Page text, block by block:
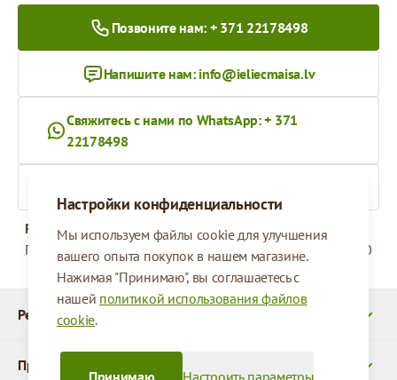
Настройки конфиденциальности
Мы используем файлы cookie для улучшения
вашего опыта покупок в нашем магазине.
Нажимая "Принимаю", вы соглашаетесь с
нашей политикой использования файлов
cookie.
Настроить параметры
Принимаю
Реквизиты
Продукты
Позвоните нам: + 371 22178498
Напишите нам: info@ieliecmaisa.lv
Свяжитесь с нами по WhatsApp: + 371
22178498
Рабочее время
Понедельник - Пятница
09:00 - 17:00